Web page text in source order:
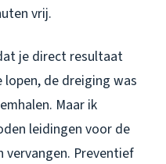
vrij.
je direct resultaat
de dreiging was
Maar ik
leidingen voor de
vervangen. Preventief